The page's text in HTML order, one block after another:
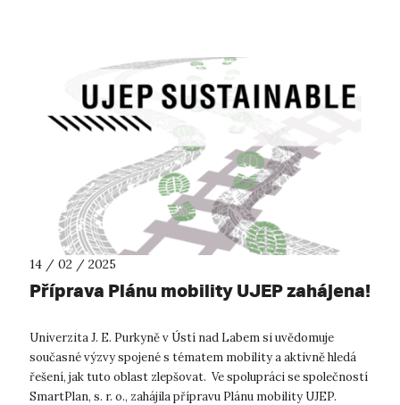
14 / 02 / 2025
Příprava Plánu mobility UJEP zahájena!
Univerzita J. E. Purkyně v Ústí nad Labem si uvědomuje
současné výzvy spojené s tématem mobility a aktivně hledá
řešení, jak tuto oblast zlepšovat. Ve spolupráci se společností
SmartPlan, s. r. o., zahájila přípravu Plánu mobility UJEP.